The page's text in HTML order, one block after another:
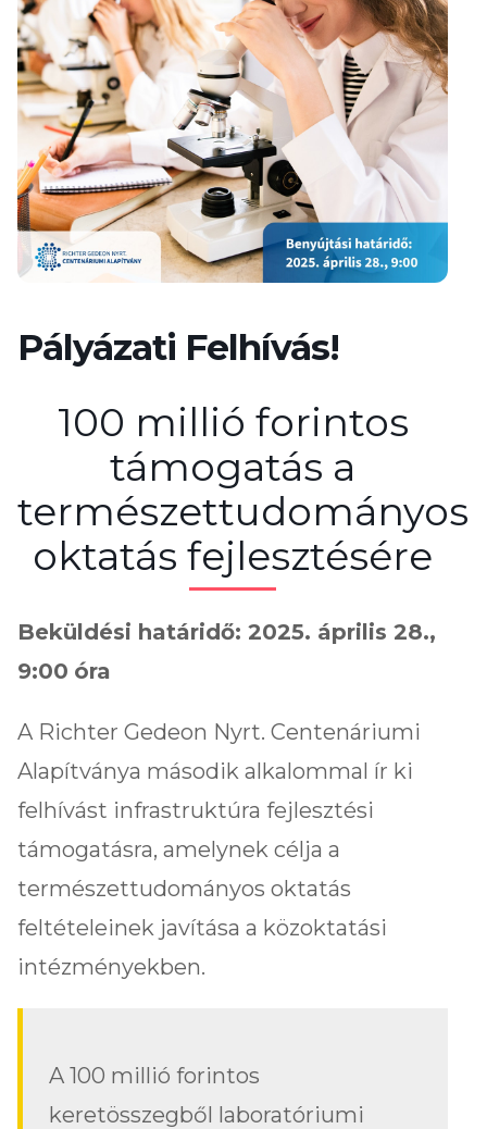
Pályázati Felhívás!
100 millió forintos
támogatás a
természettudományos
oktatás fejlesztésére
Beküldési határidő: 2025. április 28.,
9:00 óra
A Richter Gedeon Nyrt. Centenáriumi
Alapítványa második alkalommal ír ki
felhívást infrastruktúra fejlesztési
támogatásra, amelynek célja a
természettudományos oktatás
feltételeinek javítása a közoktatási
intézményekben.
A 100 millió forintos
keretösszegből laboratóriumi